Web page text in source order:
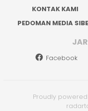
KONTAK KAMI
PEDOMAN MEDIA
Facebook
Proudly